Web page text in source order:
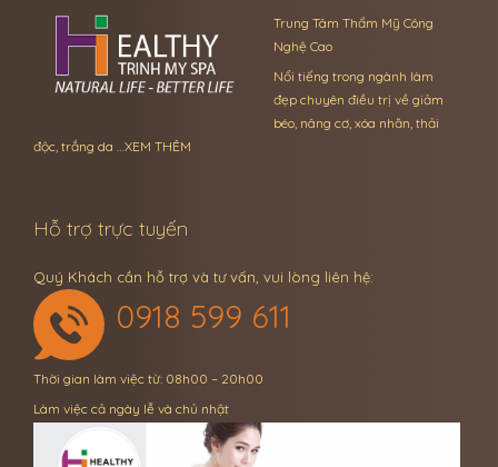
Trung Tâm Thẩm Mỹ Công
Nghệ Cao
Nổi tiếng trong ngành làm
đẹp chuyên điều trị về giảm
béo, nâng cơ, xóa nhăn, thải
độc, trắng da … XEM THÊM
Hỗ trợ trực tuyến
Quý Khách cần hỗ trợ và tư vấn, vui lòng liên hệ:
0918 599 611
Thời gian làm việc từ: 08h00 – 20h00
Làm việc cả ngày lễ và chủ nhật